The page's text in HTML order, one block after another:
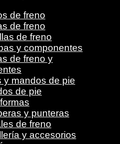
de freno
de freno
de freno
y componentes
de freno y
y mandos de pie
de pie
y punteras
de freno
y accesorios